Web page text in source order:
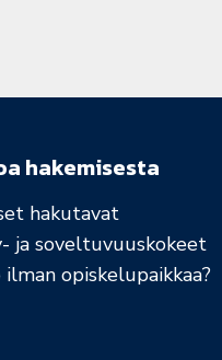
hakemisesta
hakutavat
ja soveltuvuuskokeet
ilman opiskelupaikkaa?